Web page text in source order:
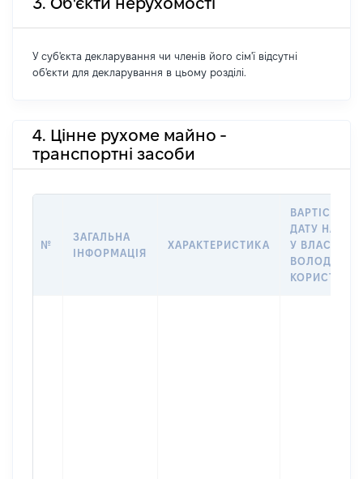
У суб'єкта декларування чи членів його сім'ї відсутні
об'єкти для декларування в цьому розділі.
4. Цінне рухоме майно -
транспортні засоби
№
ЗАГАЛЬНА
ІНФОРМАЦІЯ
ХАРАКТЕРИСТИКА
ВАРТІСТЬ НА
ДАТУ
У
ВОЛОДІННЯ